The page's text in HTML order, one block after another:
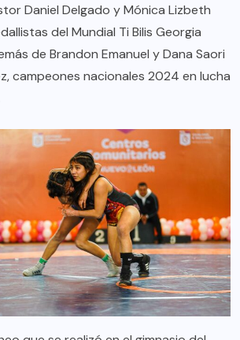
Daniel Delgado y Mónica Lizbeth
del Mundial Ti Bilis Georgia
de Brandon Emanuel y Dana Saori
campeones nacionales 2024 en lucha